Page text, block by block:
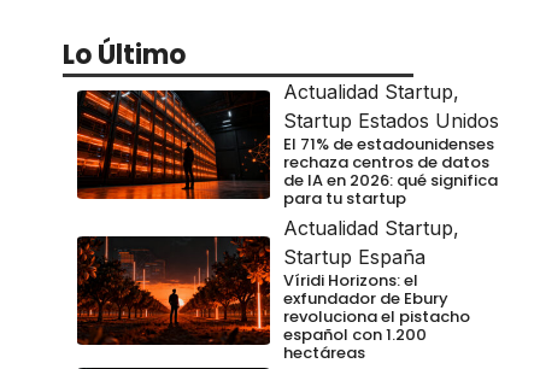
Lo Último
Actualidad Startup,
Startup Estados Unidos
El 71% de estadounidenses
rechaza centros de datos
de IA en 2026: qué significa
para tu startup
Actualidad Startup,
Startup España
Víridi Horizons: el
exfundador de Ebury
revoluciona el pistacho
español con 1.200
hectáreas